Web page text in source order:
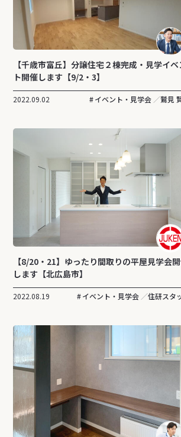
【千歳市富丘】分譲住宅２棟完成・見学イベ
ト開催します【9/2・3】
2022.09.02 イベント・見学会 鷲見
【8/20・21】ゆったり間取りの平屋見学会
します【北広島市】
2022.08.19 イベント・見学会 住研スタ